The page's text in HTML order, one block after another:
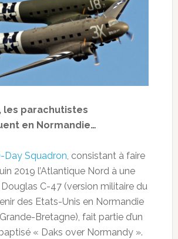
les parachutistes
en Normandie…
Day Squadron, consistant à faire
2019 l’Atlantique Nord à une
C-47 (version militaire du
des Etats-Unis en Normandie
Bretagne), fait partie d’un
« Daks over Normandy ».